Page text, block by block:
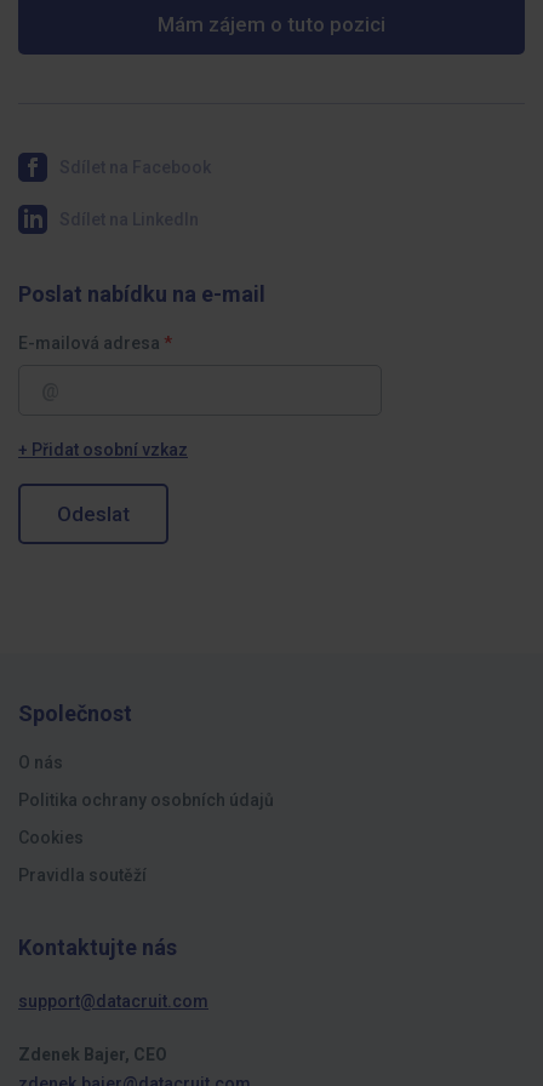
Mám zájem o tuto pozici
Poslat nabídku na e-mail
E-mailová adresa
+ Přidat osobní vzkaz
Odeslat
Společnost
O nás
Politika ochrany osobních údajů
Cookies
Pravidla soutěží
Kontaktujte nás
support@datacruit.com
Zdenek Bajer, CEO